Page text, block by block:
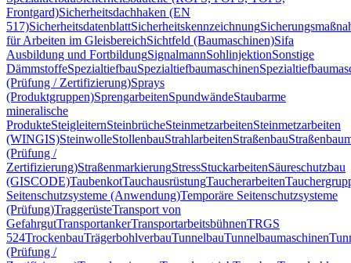
Frontgard)Sicherheitsdachhaken (EN
517)SicherheitsdatenblattSicherheitskennzeichnung
für Arbeiten im GleisbereichSichtfeld (Baumaschinen)Sifa
Ausbildung und FortbildungSignalmannSohlinjektionSonstige
DämmstoffeSpezialtiefbauSpezialtiefbaumaschinen
(Prüfung / Zertifizierung)Sprays
(Produktgruppen)SprengarbeitenSpundwändeStaubarme
mineralische
ProdukteSteigleiternSteinbrücheSteinmetzarbeitenSteinmetzarbeiten
(WINGIS)SteinwolleStollenbauStrahlarbeitenStraßenbau
(Prüfung /
Zertifizierung)StraßenmarkierungStressStuckarbeitenSäureschutzbau
(GISCODE)TaubenkotTauchausrüstungTaucherarbeiten
Seitenschutzsysteme (Anwendung)Temporäre Seitenschutzsysteme
(Prüfung)TraggerüsteTransport von
GefahrgutTransportankerTransportarbeitsbühnenTRGS
524TrockenbauTrägerbohlverbauTunnelbauTunnelbaumaschinen
(Prüfung /